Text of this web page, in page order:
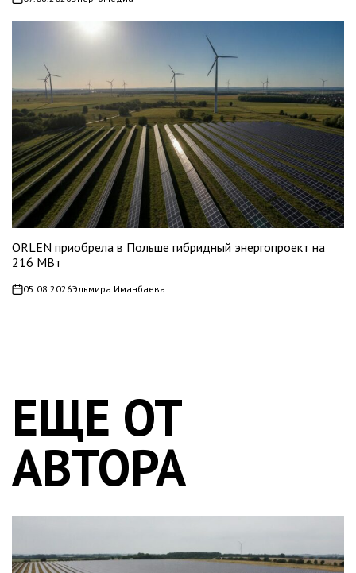
on
ORLEN приобрела в Польше гибридный энергопроект на
216 МВт
on05.08.2026Эльмира Иманбаева
ЕЩЕ ОТ
АВТОРА